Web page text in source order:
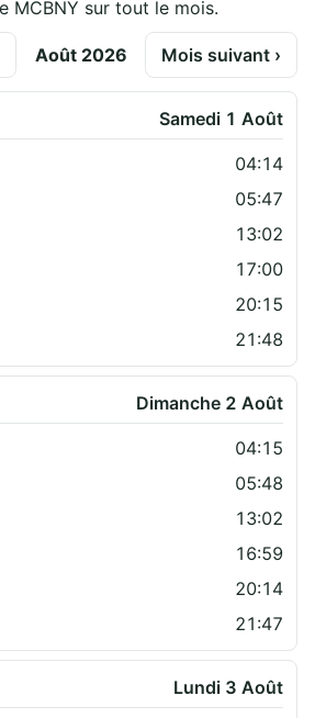
MCBNY sur tout le mois.
Août 2026 Mois suivant ›
Samedi 1 Août
04:14
05:47
13:02
17:00
20:15
21:48
Dimanche 2 Août
04:15
05:48
13:02
16:59
20:14
21:47
Lundi 3 Août